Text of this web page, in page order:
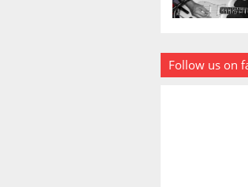
Follow us on